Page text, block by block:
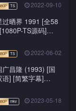
2022-09-10
过晒界 1991 [全58
TS源码]
2022-06-02
广昌隆 (1993) [国
语] [简繁字幕]
2023-05-18